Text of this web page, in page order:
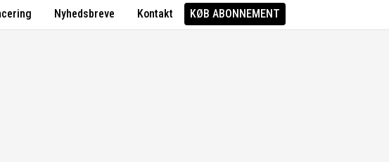
Nyhedsbreve Kontakt KØB ABONNEMENT